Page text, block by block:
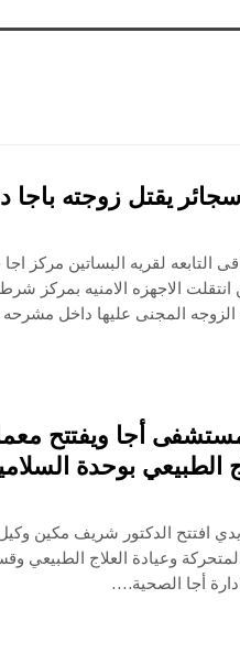
يقتل زوجته باجا
التابعه لقريه البساتين مركز
الاجهزه الامنيه بمركز
الزوجه المجنى عليها داخل
أجا ويفتتح
الطبيعي بوحدة
افتتح الدكتور شريف مكين وكيل
وعيادة العلاج الطبيعي
أجا الصحية.…